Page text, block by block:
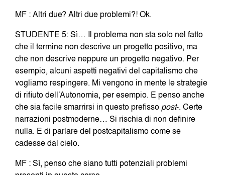
MF : Altri due? Altri due problemi?! Ok.
STUDENTE 5: Sì… Il problema non sta solo nel fatto
che il termine non descrive un progetto positivo, ma
che non descrive neppure un progetto negativo. Per
esempio, alcuni aspetti negativi del capitalismo che
vogliamo respingere. Mi vengono in mente le strategie
di rifiuto dell’Autonomia, per esempio. E penso anche
che sia facile smarrirsi in questo prefisso post-. Certe
narrazioni postmoderne… Si rischia di non definire
nulla. E di parlare del postcapitalismo come se
cadesse dal cielo.
MF : Sì, penso che siano tutti potenziali problemi